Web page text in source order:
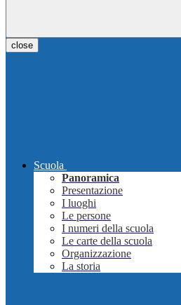
close
Scuola
Panoramica
Presentazione
I luoghi
Le persone
I numeri della scuola
Le carte della scuola
Organizzazione
La storia